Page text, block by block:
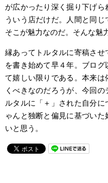
が広かったり深く掘り下げ
ういう店だけだ。人間と同じ
そこが魅力なのだ。そんな魅
縁あってトルタルに寄稿さ
を書き始めて早４年。ブロ
て嬉しい限りである。本来
くべきなのだろうが、今回
ルタルに「＋」された自分
ゃんと独断と偏見に基づい
いと思う。